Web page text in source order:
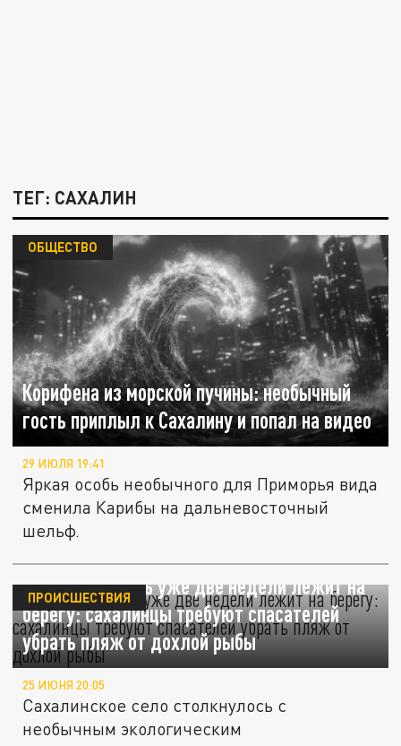
ТЕГ: САХАЛИН
Корифена из морской пучины: необычный
гость приплыл к Сахалину и попал на видео
ОБЩЕСТВО
29 ИЮЛЯ 19:41
Яркая особь необычного для Приморья вида
сменила Карибы на дальневосточный
шельф.
Мёртвая сельдь уже две недели лежит на
берегу: сахалинцы требуют спасателей
убрать пляж от дохлой рыбы
ПРОИСШЕСТВИЯ
25 ИЮНЯ 20:05
Сахалинское село столкнулось с
необычным экологическим